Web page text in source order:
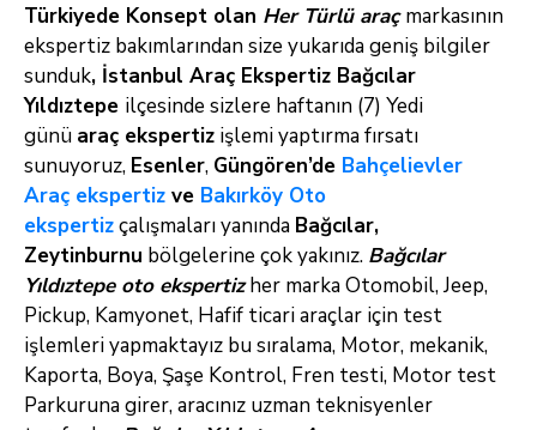
Türkiyede Konsept olan Her Türlü araç markasının
ekspertiz bakımlarından size yukarıda geniş bilgiler
sunduk, İstanbul Araç Ekspertiz Bağcılar
Yıldıztepe ilçesinde sizlere haftanın (7) Yedi
günü araç ekspertiz işlemi yaptırma fırsatı
sunuyoruz, Esenler, Güngören’de Bahçelievler
Araç ekspertiz ve Bakırköy Oto
ekspertizçalışmaları yanında Bağcılar,
Zeytinburnu bölgelerine çok yakınız. Bağcılar
Yıldıztepe oto ekspertizher marka Otomobil, Jeep,
Pickup, Kamyonet, Hafif ticari araçlar için test
işlemleri yapmaktayız bu sıralama, Motor, mekanik,
Kaporta, Boya, Şaşe Kontrol, Fren testi, Motor test
Parkuruna girer, aracınız uzman teknisyenler